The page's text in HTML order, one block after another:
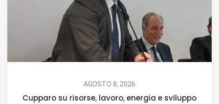
AGOSTO 8, 2026
Cupparo su risorse, lavoro, energia e sviluppo